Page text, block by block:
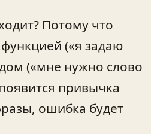
Потому что
(«я задаю
(«мне нужно слово
привычка
ошибка будет